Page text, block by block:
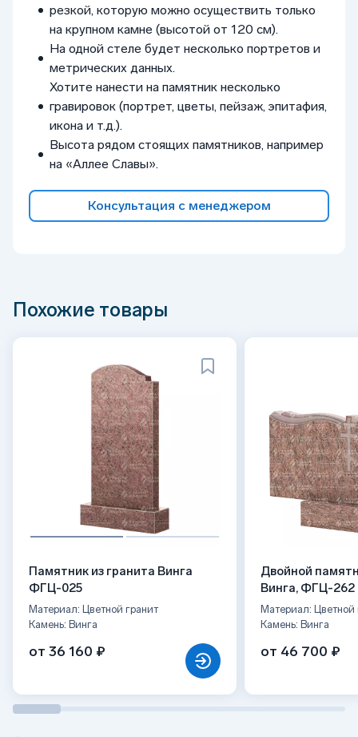
резкой, которую можно осуществить только
на крупном камне (высотой от 120 см).
На одной стеле будет несколько портретов и
метрических данных.
Хотите нанести на памятник несколько
гравировок (портрет, цветы, пейзаж, эпитафия,
икона и т.д.).
Высота рядом стоящих памятников, например
на «Аллее Славы».
Консультация с менеджером
Похожие товары
Памятник из гранита Винга
ФГЦ-025
Материал: Цветной гранит
Камень: Винга
от 36 160 ₽
Двойной
Винга, ФГЦ-262
Материал: Цветной
Камень: Винга
от 46 700 ₽